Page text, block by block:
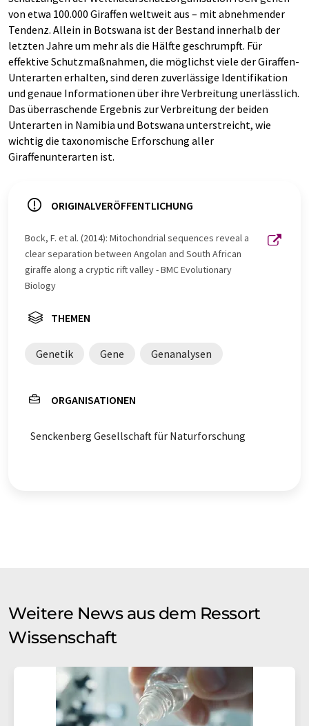
von etwa 100.000 Giraffen weltweit aus – mit abnehmender
Tendenz. Allein in Botswana ist der Bestand innerhalb der
letzten Jahre um mehr als die Hälfte geschrumpft. Für
effektive Schutzmaßnahmen, die möglichst viele der Giraffen-
Unterarten erhalten, sind deren zuverlässige Identifikation
und genaue Informationen über ihre Verbreitung unerlässlich.
Das überraschende Ergebnis zur Verbreitung der beiden
Unterarten in Namibia und Botswana unterstreicht, wie
wichtig die taxonomische Erforschung aller
Giraffenunterarten ist.
ORIGINALVERÖFFENTLICHUNG
Bock, F. et al. (2014): Mitochondrial sequences reveal a
clear separation between Angolan and South African
giraffe along a cryptic rift valley - BMC Evolutionary
Biology
THEMEN
Genetik Gene Genanalysen
ORGANISATIONEN
Senckenberg Gesellschaft für Naturforschung
Weitere News aus dem Ressort
Wissenschaft